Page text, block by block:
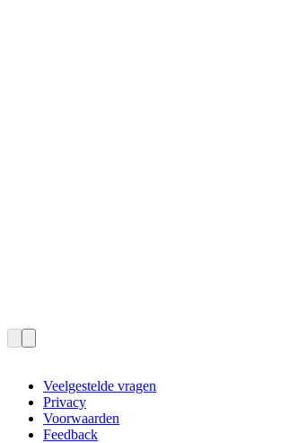
Veelgestelde vragen
Privacy
Voorwaarden
Feedback